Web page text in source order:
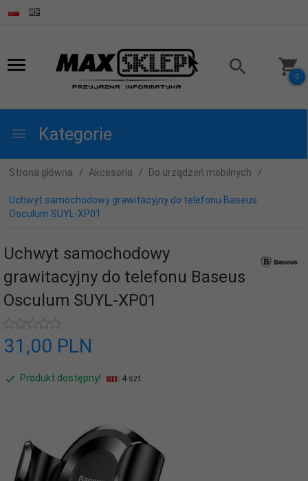
0
Kategorie
Strona główna Akcesoria Do urządzeń mobilnych
Uchwyt samochodowy grawitacyjny do telefonu Baseus
Osculum SUYL-XP01
Uchwyt samochodowy
grawitacyjny do telefonu Baseus
Osculum SUYL-XP01
31,00 PLN
Produkt dostępny! 4 szt.